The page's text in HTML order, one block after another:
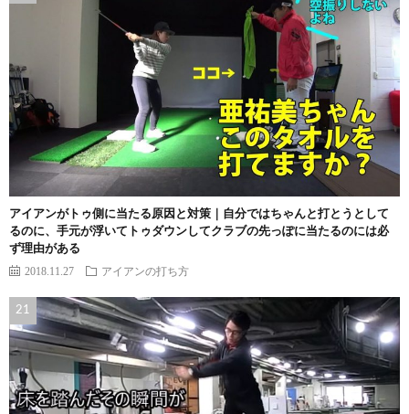
アイアンがトゥ側に当たる原因と対策｜自分ではちゃんと打とうとして
るのに、手元が浮いてトゥダウンしてクラブの先っぽに当たるのには必
ず理由がある
2018.11.27 アイアンの打ち方